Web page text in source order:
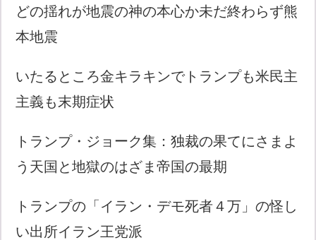
どの揺れが地震の神の本心か未だ終わらず熊
本地震
いたるところ金キラキンでトランプも米民主
主義も末期症状
トランプ・ジョーク集：独裁の果てにさまよ
う天国と地獄のはざま帝国の最期
トランプの「イラン・デモ死者４万」の怪し
い出所イラン王党派